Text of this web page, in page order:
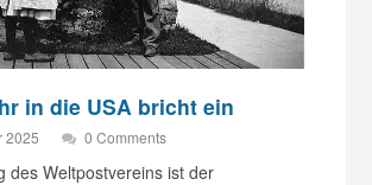
in die USA bricht ein
2025 0 Comments
des Weltpostvereins ist der